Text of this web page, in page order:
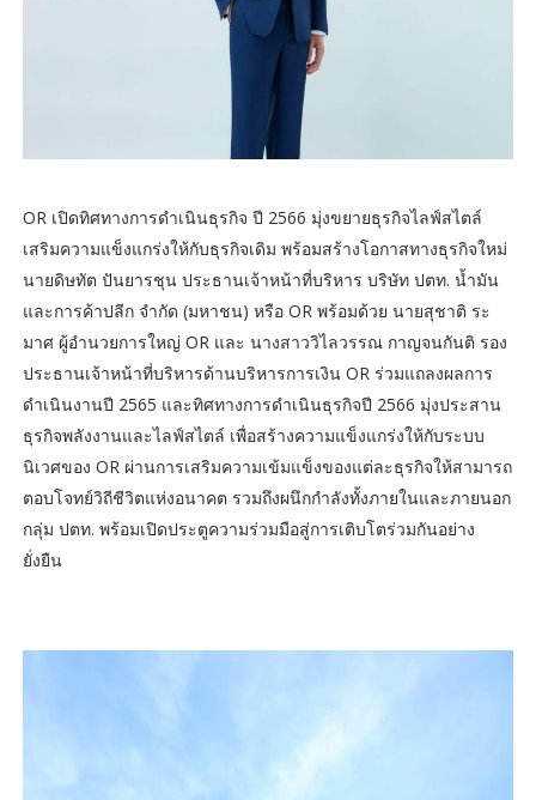
OR เปิดทิศทางการดำเนินธุรกิจ ปี 2566 มุ่งขยายธุรกิจไลฟ์สไตล์
เสริมความแข็งแกร่งให้กับธุรกิจเดิม พร้อมสร้างโอกาสทางธุรกิจใหม่
นายดิษทัต ปันยารชุน ประธานเจ้าหน้าที่บริหาร บริษัท ปตท. น้ำมัน
และการค้าปลีก จำกัด (มหาชน) หรือ OR พร้อมด้วย นายสุชาติ ระ
มาศ ผู้อำนวยการใหญ่ OR และ นางสาววิไลวรรณ กาญจนกันติ รอง
ประธานเจ้าหน้าที่บริหารด้านบริหารการเงิน OR ร่วมแถลงผลการ
ดำเนินงานปี 2565 และทิศทางการดำเนินธุรกิจปี 2566 มุ่งประสาน
ธุรกิจพลังงานและไลฟ์สไตล์ เพื่อสร้างความแข็งแกร่งให้กับระบบ
นิเวศของ OR ผ่านการเสริมความเข้มแข็งของแต่ละธุรกิจให้สามารถ
ตอบโจทย์วิถีชีวิตแห่งอนาคต รวมถึงผนึกกำลังทั้งภายในและภายนอก
กลุ่ม ปตท. พร้อมเปิดประตูความร่วมมือสู่การเติบโตร่วมกันอย่าง
ยั่งยืน